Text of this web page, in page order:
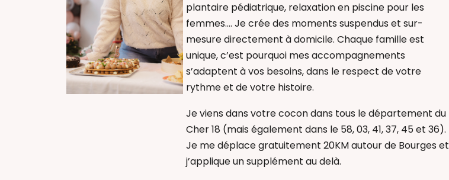
plantaire pédiatrique, relaxation en piscine pour les
femmes…. Je crée des moments suspendus et sur-
mesure directement à domicile. Chaque famille est
unique, c’est pourquoi mes accompagnements
s’adaptent à vos besoins, dans le respect de votre
rythme et de votre histoire.
Je viens dans votre cocon dans tous le département du
Cher 18 (mais également dans le 58, 03, 41, 37, 45 et 36).
Je me déplace gratuitement 20KM autour de Bourges et
j’applique un supplément au delà.